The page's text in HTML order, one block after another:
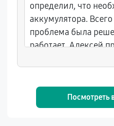
определил, что
аккумулятора.
проблема была
работает. Алексей
Посмотреть